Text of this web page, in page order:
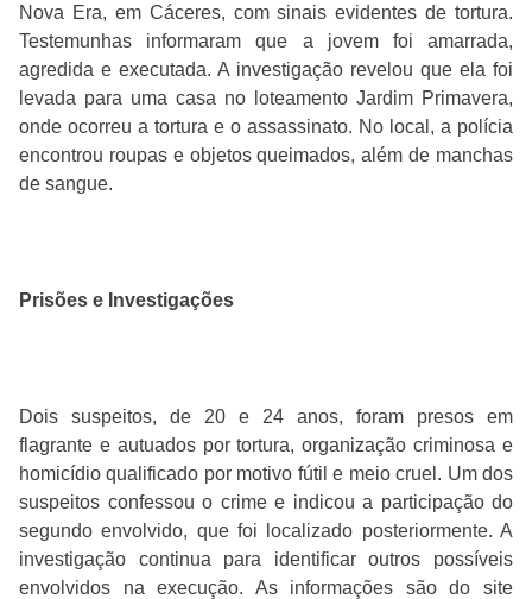
Nova Era, em Cáceres, com sinais evidentes de tortura.
Testemunhas informaram que a jovem foi amarrada,
agredida e executada. A investigação revelou que ela foi
levada para uma casa no loteamento Jardim Primavera,
onde ocorreu a tortura e o assassinato. No local, a polícia
encontrou roupas e objetos queimados, além de manchas
de sangue.
Prisões e Investigações
Dois suspeitos, de 20 e 24 anos, foram presos em
flagrante e autuados por tortura, organização criminosa e
homicídio qualificado por motivo fútil e meio cruel. Um dos
suspeitos confessou o crime e indicou a participação do
segundo envolvido, que foi localizado posteriormente. A
investigação continua para identificar outros possíveis
envolvidos na execução. As informações são do site